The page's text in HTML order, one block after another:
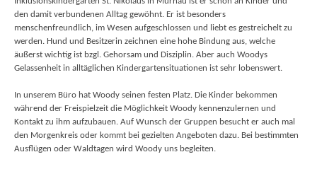
den damit verbundenen Alltag gewöhnt. Er ist besonders
menschenfreundlich, im Wesen aufgeschlossen und liebt es gestreichelt zu
werden. Hund und Besitzerin zeichnen eine hohe Bindung aus, welche
äußerst wichtig ist bzgl. Gehorsam und Disziplin. Aber auch Woodys
Gelassenheit in alltäglichen Kindergartensituationen ist sehr lobenswert.
In unserem Büro hat Woody seinen festen Platz. Die Kinder bekommen
während der Freispielzeit die Möglichkeit Woody kennenzulernen und
Kontakt zu ihm aufzubauen. Auf Wunsch der Gruppen besucht er auch mal
den Morgenkreis oder kommt bei gezielten Angeboten dazu. Bei bestimmten
Ausflügen oder Waldtagen wird Woody uns begleiten.